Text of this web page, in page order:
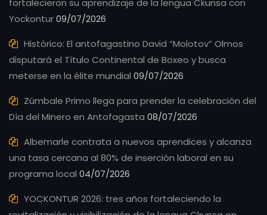
fortalecieron su aprendizaje de la lengua Ckunsa con
Yockontur09/07/2026
Histórico: El antofagastino David “Molotov” Olmos
disputará el Título Continental de Boxeo y busca
meterse en la élite mundial 09/07/2026
Zúmbale Primo llega para prender la celebración del
Día del Minero en Antofagasta 08/07/2026
Albemarle contrata a nuevos aprendices y alcanza
una tasa cercana al 80% de inserción laboral en su
programa local 04/07/2026
YOCKONTUR 2026: tres años fortaleciendo la